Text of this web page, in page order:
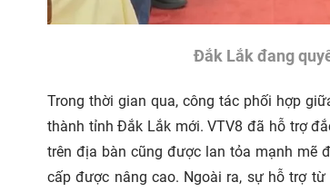
Đắk Lắk đang
Trong thời gian qua, công tác phối hợp
thành tỉnh Đắk Lắk mới. VTV8 đã hỗ trợ
trên địa bàn cũng được lan tỏa mạnh mẽ
cấp được nâng cao. Ngoài ra, sự hỗ trợ